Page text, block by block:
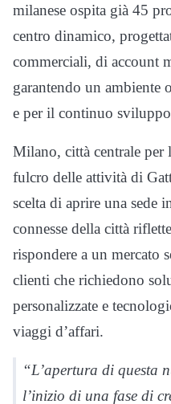
milanese ospita già 45
centro dinamico,
commerciali, di account
garantendo un ambiente
e per il continuo
Milano, città centrale per
fulcro delle attività di
scelta di aprire una sede
connesse della città
rispondere a un mercato
clienti che richiedono
personalizzate e
viaggi d’affari.
“L’apertura di questa
l’inizio di una fase di